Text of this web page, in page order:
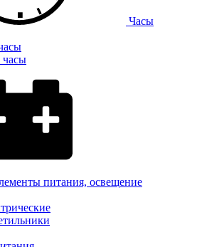
Часы
часы
питания, освещение